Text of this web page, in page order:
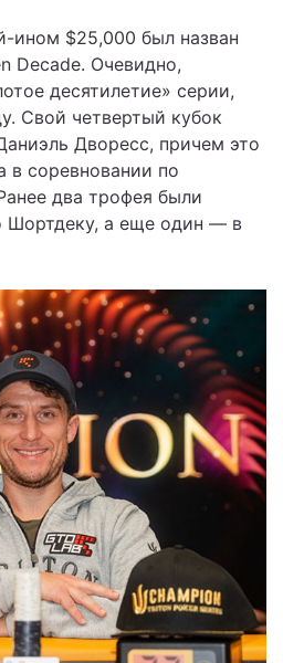
ином $25,000 был назван
Decade. Очевидно,
десятилетие» серии,
Свой четвертый кубок
Дворесс, причем это
в соревновании по
два трофея были
Шортдеку, а еще один — в